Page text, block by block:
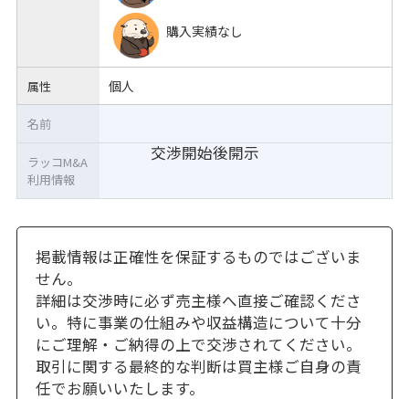
購入実績なし
属性 個人
交渉開始後開示
名前
ラッコM&A
利用情報
掲載情報は正確性を保証するものではございま
せん。
詳細は交渉時に必ず売主様へ直接ご確認くださ
い。特に事業の仕組みや収益構造について十分
にご理解・ご納得の上で交渉されてください。
取引に関する最終的な判断は買主様ご自身の責
任でお願いいたします。